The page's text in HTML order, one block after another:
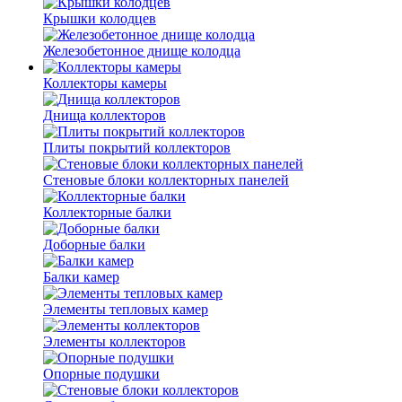
Крышки колодцев
Железобетонное днище колодца
Коллекторы камеры
Днища коллекторов
Плиты покрытий коллекторов
Стеновые блоки коллекторных панелей
Коллекторные балки
Доборные балки
Балки камер
Элементы тепловых камер
Элементы коллекторов
Опорные подушки